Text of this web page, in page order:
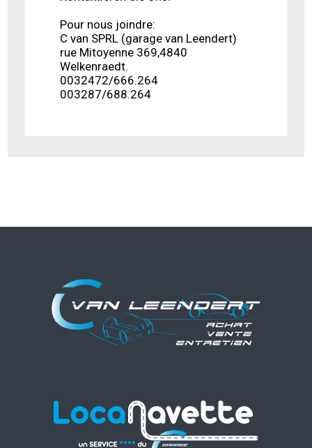
Pour nous joindre:
C van SPRL (garage van Leendert)
rue Mitoyenne 369,4840
Welkenraedt.
0032472/666.264
003287/688.264